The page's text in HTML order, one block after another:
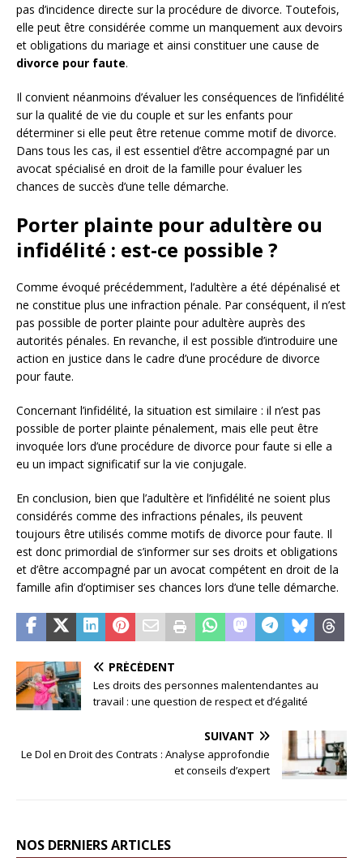
pas d’incidence directe sur la procédure de divorce. Toutefois,
elle peut être considérée comme un manquement aux devoirs
et obligations du mariage et ainsi constituer une cause de
divorce pour faute.
Il convient néanmoins d’évaluer les conséquences de l’infidélité
sur la qualité de vie du couple et sur les enfants pour
déterminer si elle peut être retenue comme motif de divorce.
Dans tous les cas, il est essentiel d’être accompagné par un
avocat spécialisé en droit de la famille pour évaluer les
chances de succès d’une telle démarche.
Porter plainte pour adultère ou
infidélité : est-ce possible ?
Comme évoqué précédemment, l’adultère a été dépénalisé et
ne constitue plus une infraction pénale. Par conséquent, il n’est
pas possible de porter plainte pour adultère auprès des
autorités pénales. En revanche, il est possible d’introduire une
action en justice dans le cadre d’une procédure de divorce
pour faute.
Concernant l’infidélité, la situation est similaire : il n’est pas
possible de porter plainte pénalement, mais elle peut être
invoquée lors d’une procédure de divorce pour faute si elle a
eu un impact significatif sur la vie conjugale.
En conclusion, bien que l’adultère et l’infidélité ne soient plus
considérés comme des infractions pénales, ils peuvent
toujours être utilisés comme motifs de divorce pour faute. Il
est donc primordial de s’informer sur ses droits et obligations
et d’être accompagné par un avocat compétent en droit de la
famille afin d’optimiser ses chances lors d’une telle démarche.
PRÉCÉDENT
Les droits des personnes malentendantes au
travail : une question de respect et d’égalité
SUIVANT
Le Dol en Droit des Contrats : Analyse approfondie
et conseils d’expert
NOS DERNIERS ARTICLES